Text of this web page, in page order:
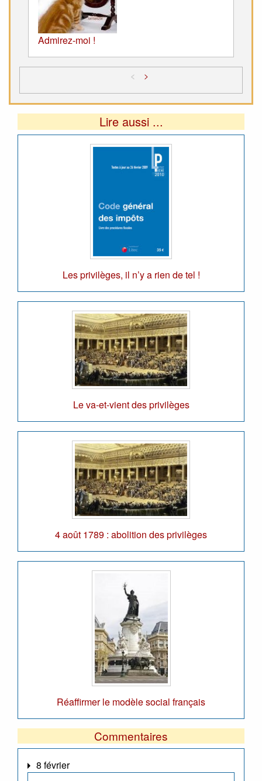
Admirez-moi !
< >
Lire aussi ...
Les privilèges, il n’y a rien de tel !
Le va-et-vient des privilèges
4 août 1789 : abolition des privilèges
Réaffirmer le modèle social français
Commentaires
8 février